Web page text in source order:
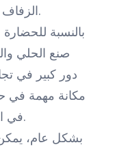
الزفاف والاحتفالات كرمز للرفاهية والثراء.
بالنسبة
صنع الحلي
دور كبير في
مكانة مهمة في
في الديكورات والتحف الفنية والعملات.
بشكل عام،